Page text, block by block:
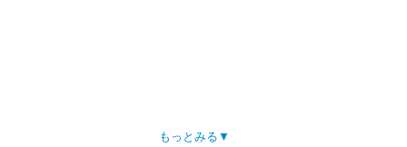
もっとみる▼